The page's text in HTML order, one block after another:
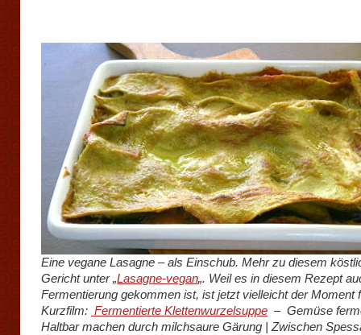
Eine vegane Lasagne – als Einschub. Mehr zu diesem
Gericht unter „Lasagne-vegan„. Weil es in diesem Rezept
Fermentierung gekommen ist, ist jetzt vielleicht der Moment
Kurzfilm: Fermentierte Klettenwurzelsuppe – Gemüse
Haltbar machen durch milchsaure Gärung | Zwischen